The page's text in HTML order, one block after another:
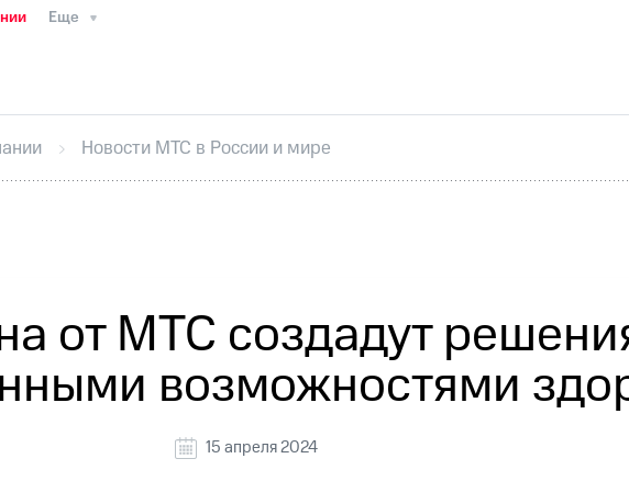
Еще
ИнтервьюФинансовая отчетностьКонтактыНовости в
секретарьРаскрытие информации
кабинет акционераАкционерный капиталКонтроль и аудит
Новости МТС в России и мире
от МТС создадут
возможностями
15 апреля 2024